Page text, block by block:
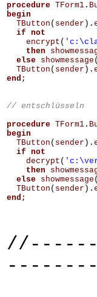
procedure TForm1 .
begin
TButton ( sender ).
if not
encrypt (
then
else showmessage (
TButton ( sender ).
end ;
procedure TForm1 .
begin
TButton ( sender ).
if not
decrypt (
then
else showmessage (
TButton ( sender ).
end ;